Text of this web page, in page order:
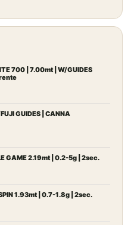
700 | 7.00mt | W/GUIDES
GUIDES | CANNA
GAME 2.19mt | 0.2-5g | 2sec.
1.93mt | 0.7-1.8g | 2sec.